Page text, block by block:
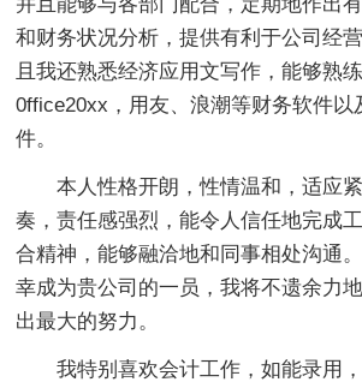
和财务状况分析，提供有利于公司经
且我还熟悉经济应用文写作，能够熟
0ffice20xx，用友、浪潮等财务软件以
件。
本人性格开朗，性情温和，适应
奏，责任感强烈，能令人信任地完成
合精神，能够融洽地和同事相处沟通
幸成为贵公司的一员，我将不遗余力
出最大的努力。
我特别喜欢会计工作，如能录用